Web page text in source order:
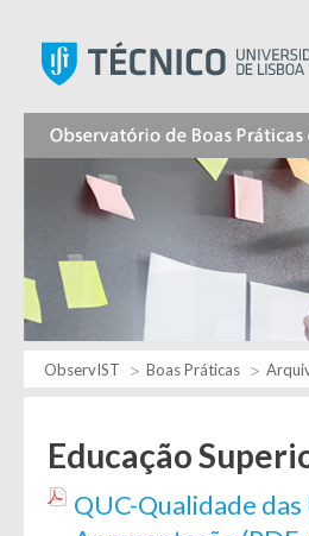
ObservIST Boas Práticas
Educação
QUC-Qualidade